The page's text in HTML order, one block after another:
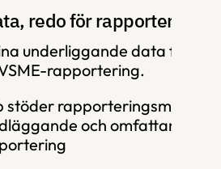
redo för rapportering
underliggande data för att
rapportering.
stöder rapporteringsmallar
och omfattande